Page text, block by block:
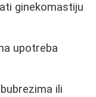
ginekomastiju
upotreba
ili